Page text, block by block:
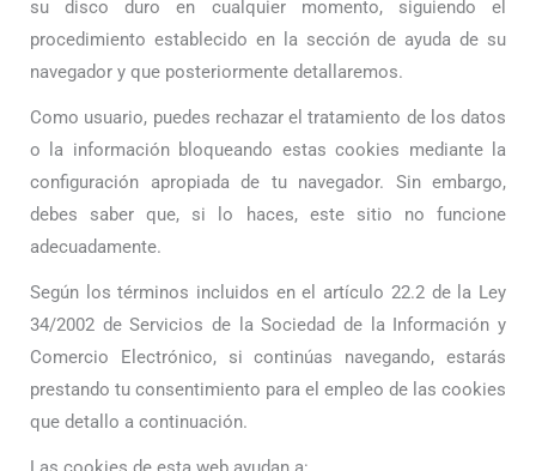
su disco duro en cualquier momento, siguiendo el
procedimiento establecido en la sección de ayuda de su
navegador y que posteriormente detallaremos.
Como usuario, puedes rechazar el tratamiento de los datos
o la información bloqueando estas cookies mediante la
configuración apropiada de tu navegador. Sin embargo,
debes saber que, si lo haces, este sitio no funcione
adecuadamente.
Según los términos incluidos en el artículo 22.2 de la Ley
34/2002 de Servicios de la Sociedad de la Información y
Comercio Electrónico, si continúas navegando, estarás
prestando tu consentimiento para el empleo de las cookies
que detallo a continuación.